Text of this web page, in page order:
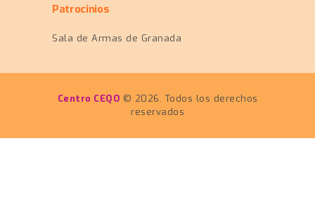
Patrocinios
Sala de Armas de Granada
Centro CEQO © 2026. Todos los derechos
reservados